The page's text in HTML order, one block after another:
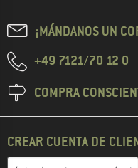
¡MÁNDANOS UN
+49 7121/70 12 0
COMPRA
CREAR CUENTA DE
Dirección de correo
Introduce aquí tu